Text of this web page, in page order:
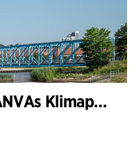
Storkeengen vinder DANVAs Klimapris 2025 – og bygger videre på tidligere arkitekturanerkendelse